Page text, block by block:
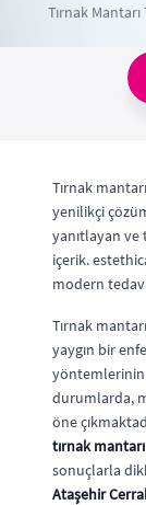
Tırnak
Tırnak
yenilikçi
yanıtlayan
içerik.
modern
Tırnak
yaygın bir
yöntemlerinin
durumlarda,
öne
tırnak
sonuçlarla
Ataşehir